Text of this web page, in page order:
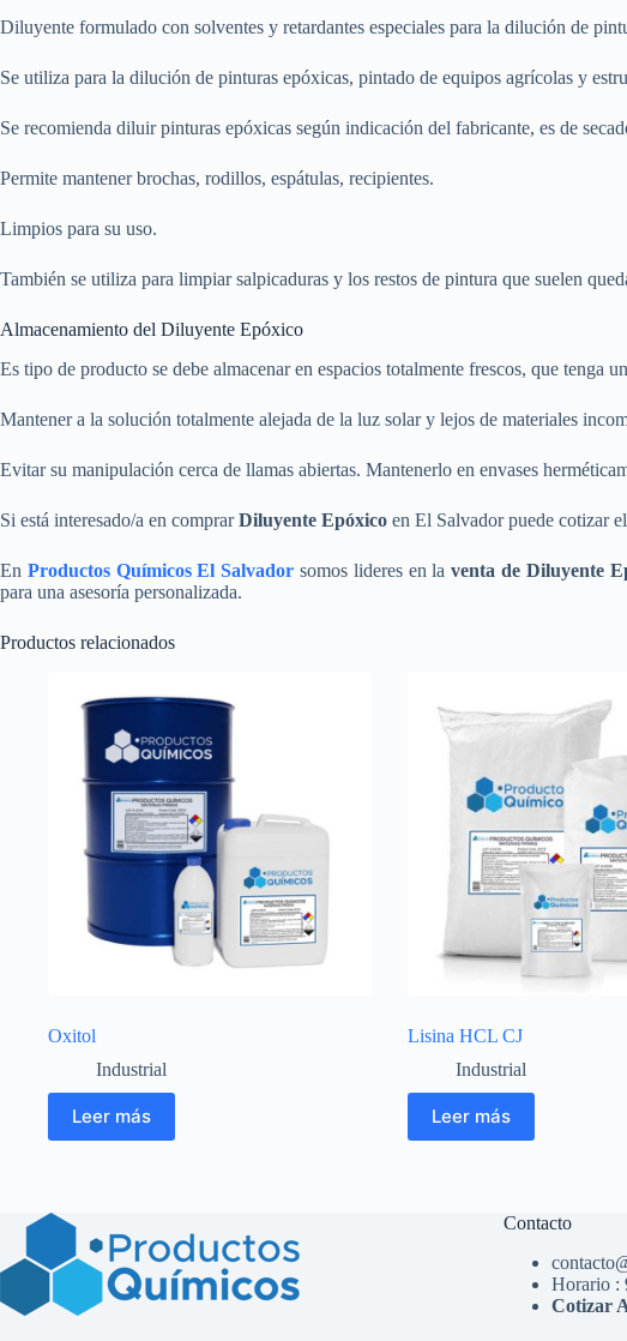
Diluyente formulado con solventes y retardantes especiales para la dilución de
Se utiliza para la dilución de pinturas epóxicas, pintado de equipos agrícolas y
Se recomienda diluir pinturas epóxicas según indicación del fabricante, es de
Permite mantener brochas, rodillos, espátulas, recipientes.
Limpios para su uso.
También se utiliza para limpiar salpicaduras y los restos de pintura que suelen
Almacenamiento del Diluyente Epóxico
Es tipo de producto se debe almacenar en espacios totalmente frescos, que tenga
Mantener a la solución totalmente alejada de la luz solar y lejos de materiales
Evitar su manipulación cerca de llamas abiertas. Mantenerlo en envases
Si está interesado/a en comprarDiluyente Epóxico en El Salvador puede cotizar
En Productos Químicos El Salvador somos lideres en laventa de Diluyente
para una asesoría personalizada.
Productos relacionados
Oxitol
Industrial
Leer más
Lisina HCL CJ
Industrial
Leer más
Contacto
Horario :
Cotizar